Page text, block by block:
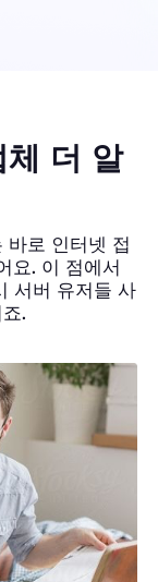
체 더 알
바로 인터넷 접
요. 이 점에서
서버 유저들 사
.